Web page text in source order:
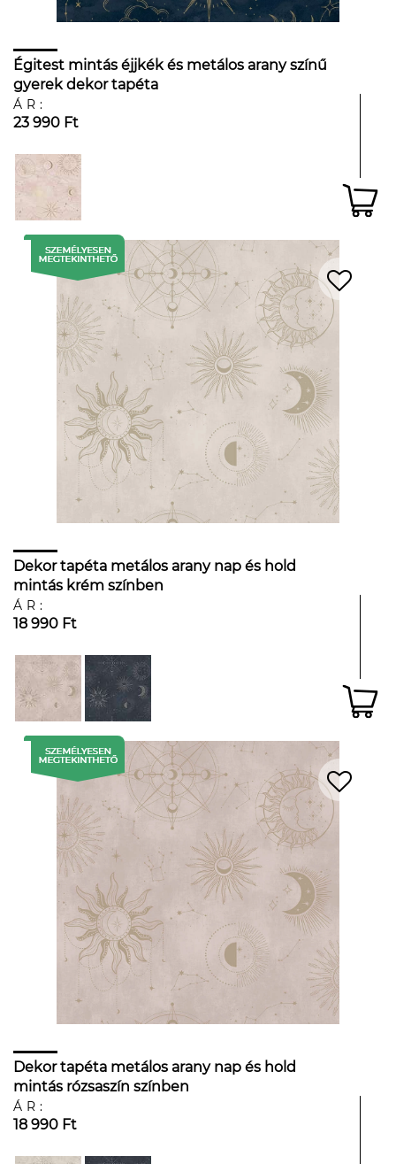
Égitest mintás éjjkék és metálos arany színű
gyerek dekor tapéta
ÁR:
23 990 Ft
Dekor tapéta metálos arany nap és hold
mintás krém színben
ÁR:
18 990 Ft
Dekor tapéta metálos arany nap és hold
mintás rózsaszín színben
ÁR:
18 990 Ft